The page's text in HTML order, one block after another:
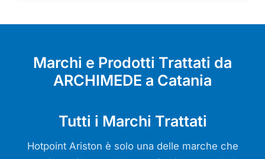
Marchi e Prodotti Trattati da
ARCHIMEDE a Catania
Tutti i Marchi Trattati
Hotpoint Ariston è solo una delle marche che